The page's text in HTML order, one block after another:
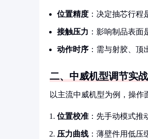
位置精度 ：决定抽芯行程
接触压力 ：影响制品表面
动作时序 ：需与射胶、顶
二、中威机型调节实
以主流中威机型为例，操作
位置校准 ：先手动模式推
压力曲线 ：薄壁件用低压